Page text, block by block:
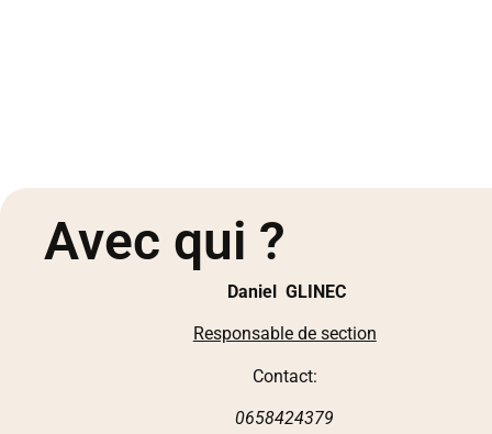
Avec qui ?
Daniel GLINEC
Responsable de section
Contact:
0658424379